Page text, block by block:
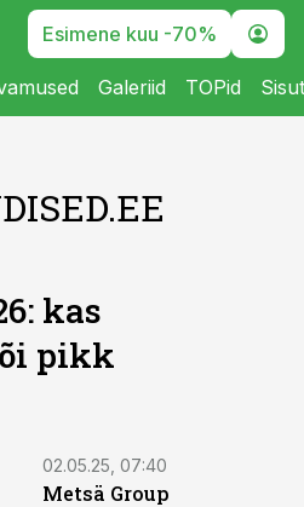
Esimene kuu -70%
Galeriid TOPid
kas
pikk
02.05.25, 07:40
Metsä Group